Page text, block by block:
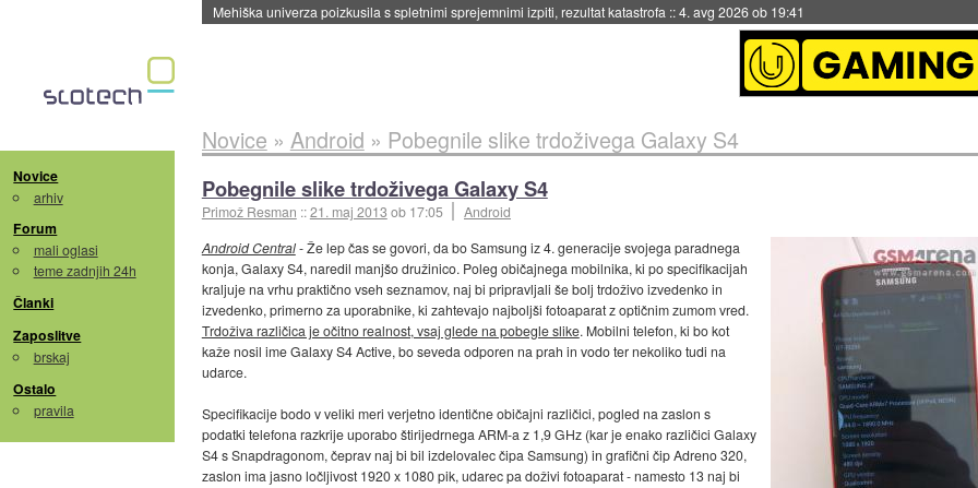
Evropska vesoljska agencija razvija svojo raketo za večkratno uporabo::4. avg 2026 ob 19:41
Novice
arhiv
Forum
mali oglasi
teme zadnjih 24h
Članki
Zaposlitve
brskaj
Ostalo
pravila
Novice » Android » Pobegnile slike trdoživega Galaxy S4
Pobegnile slike trdoživega Galaxy S4
Primož Resman ::21. maj 2013 ob 17:05 Android
Android Central- Že lep čas se govori, da bo Samsung iz 4. generacije svojega paradnega
konja, Galaxy S4, naredil manjšo družinico. Poleg običajnega mobilnika, ki po specifikacijah
kraljuje na vrhu praktično vseh seznamov, naj bi pripravljali še bolj trdoživo izvedenko in
izvedenko, primerno za uporabnike, ki zahtevajo najboljši fotoaparat z optičnim zumom vred.
Trdoživa različica je očitno realnost, vsaj glede na pobegle slike. Mobilni telefon, ki bo kot
kaže nosil ime Galaxy S4 Active, bo seveda odporen na prah in vodo ter nekoliko tudi na
udarce.
Specifikacije bodo v veliki meri verjetno identične običajni različici, pogled na zaslon s
podatki telefona razkrije uporabo štirijedrnega ARM-a z 1,9 GHz (kar je enako različici Galaxy
S4 s Snapdragonom, čeprav naj bi bil izdelovalec čipa Samsung) in grafični čip Adreno 320,
zaslon ima jasno ločljivost 1920 x 1080 pik, udarec pa doživi fotoaparat - namesto 13 naj bi